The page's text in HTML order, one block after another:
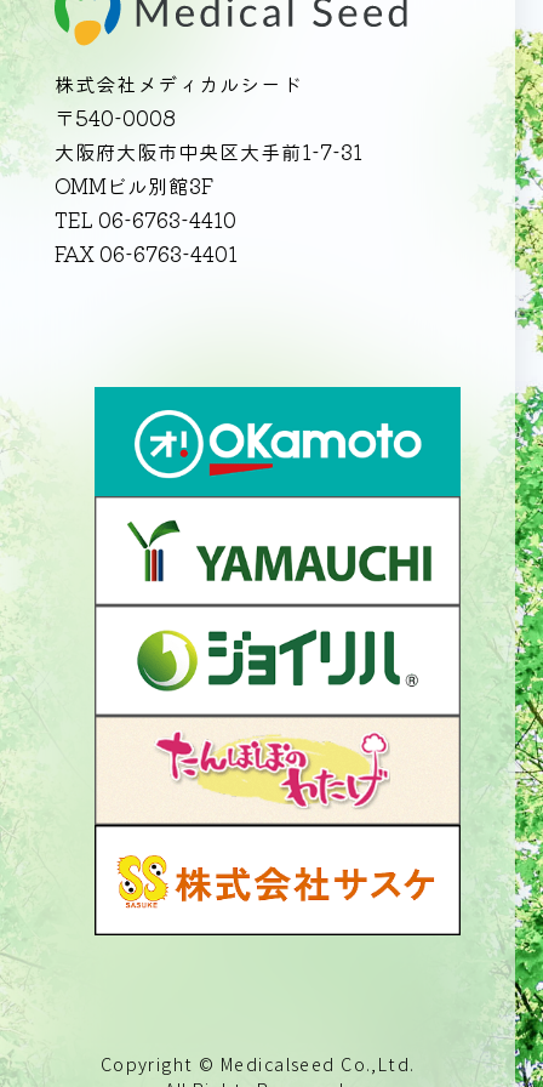
株式会社メディカルシード
〒540-0008
大阪府大阪市中央区大手前1-7-31
OMMビル別館3F
TEL 06-6763-4410
FAX 06-6763-4401
Copyright © Medicalseed Co.,Ltd.